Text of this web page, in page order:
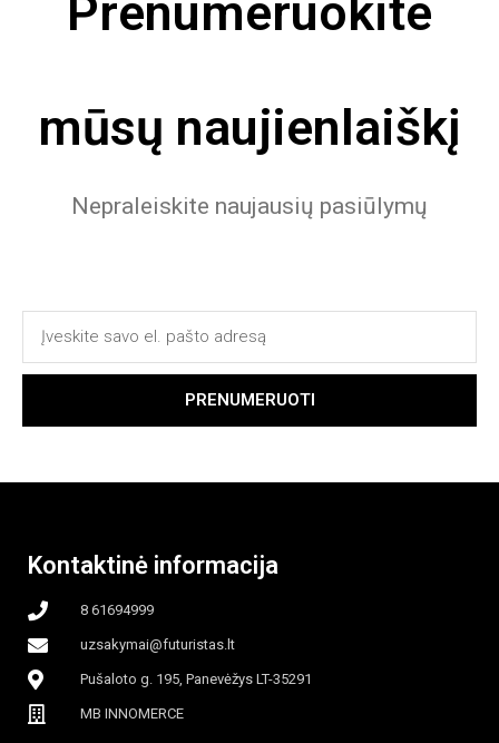
Prenumeruokite
mūsų naujienlaiškį
Nepraleiskite naujausių pasiūlymų
PRENUMERUOTI
Kontaktinė informacija
8 61694999
uzsakymai@futuristas.lt
Pušaloto g. 195, Panevėžys LT-35291
MB INNOMERCE